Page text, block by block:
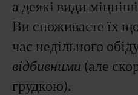
а деякі види
Ви споживаєте їх
час недільного
відбивними (але
грудкою).